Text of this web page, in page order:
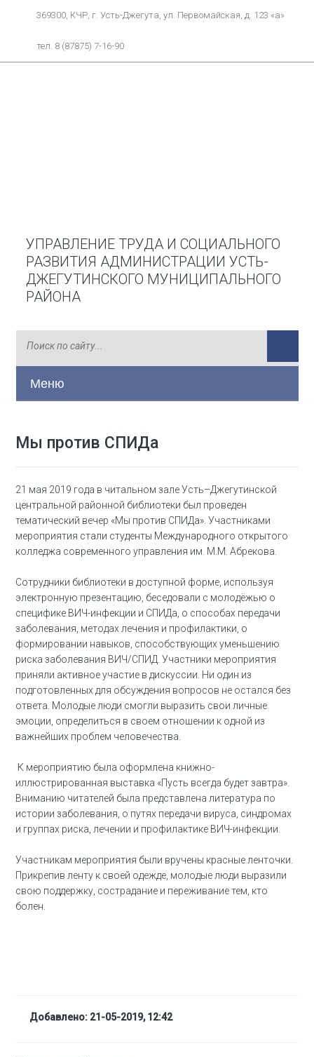
369300, КЧР, г. Усть-Джегута, ул. Первомайская, д. 123 «а»
тел. 8 (87875) 7-16-90
УПРАВЛЕНИЕ ТРУДА И СОЦИАЛЬНОГО
РАЗВИТИЯ АДМИНИСТРАЦИИ УСТЬ-
ДЖЕГУТИНСКОГО МУНИЦИПАЛЬНОГО
РАЙОНА
Меню
Мы против СПИДа
21 мая 2019 года в читальном зале Усть–Джегутинской
центральной районной библиотеки был проведен
тематический вечер «Мы против СПИДа». Участниками
мероприятия стали студенты Международного открытого
колледжа современного управления им. М.М. Абрекова.
Сотрудники библиотеки в доступной форме, используя
электронную презентацию, беседовали с молодёжью о
специфике ВИЧ-инфекции и СПИДа, о способах передачи
заболевания, методах лечения и профилактики, о
формировании навыков, способствующих уменьшению
риска заболевания ВИЧ/СПИД. Участники мероприятия
приняли активное участие в дискуссии. Ни один из
подготовленных для обсуждения вопросов не остался без
ответа. Молодые люди смогли выразить свои личные
эмоции, определиться в своем отношении к одной из
важнейших проблем человечества.
К мероприятию была оформлена книжно-
иллюстрированная выставка «Пусть всегда будет завтра».
Вниманию читателей была представлена литература по
истории заболевания, о путях передачи вируса, синдромах
и группах риска, лечении и профилактике ВИЧ-инфекции.
Участникам мероприятия были вручены красные ленточки.
Прикрепив ленту к своей одежде, молодые люди выразили
свою поддержку, сострадание и переживание тем, кто
болен.
Добавлено: 21-05-2019, 12:42